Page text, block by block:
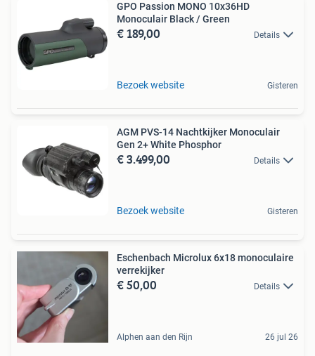
GPO Passion MONO 10x36HD
Monoculair Black / Green
€ 189,00 Details
Bezoek website Gisteren
AGM PVS-14 Nachtkijker Monoculair
Gen 2+ White Phosphor
€ 3.499,00 Details
Bezoek website Gisteren
Eschenbach Microlux 6x18 monoculaire
verrekijker
€ 50,00 Details
Alphen aan den Rijn 26 jul 26